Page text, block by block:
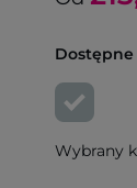
Wybrany